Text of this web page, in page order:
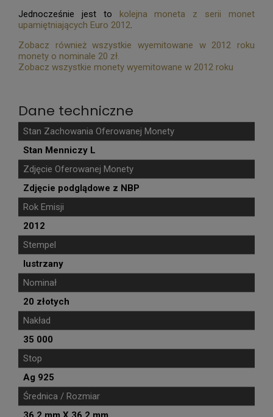
Jednocześnie jest to kolejna moneta z serii monet
upamiętniających Euro 2012.
Zobacz również wszystkie wyemitowane w 2012 roku
monety o nominale 20 zł.
Zobacz wszystkie monety wyemitowane w 2012 roku
Dane techniczne
Stan Zachowania Oferowanej Monety
Stan Menniczy L
Zdjęcie Oferowanej Monety
Zdjęcie podglądowe z NBP
Rok Emisji
2012
Stempel
lustrzany
Nominał
20 złotych
Nakład
35 000
Stop
Ag 925
Średnica / Rozmiar